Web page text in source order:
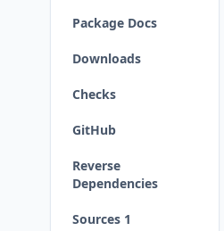
Package Docs
Downloads
Checks
GitHub
Reverse
Dependencies
Sources 1